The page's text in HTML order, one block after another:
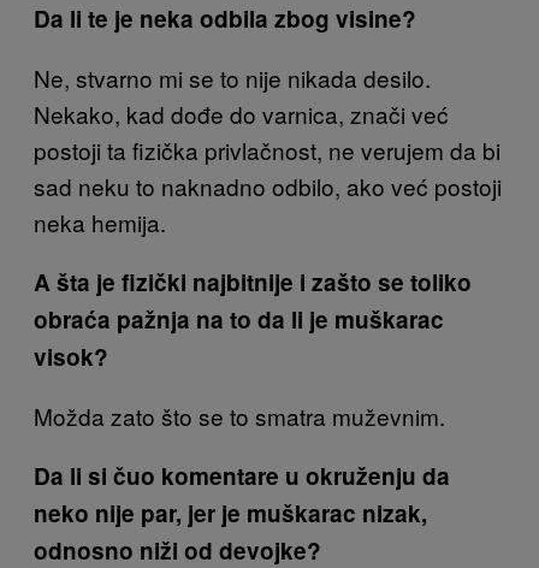
Da li te je neka odbila zbog visine?
Ne, stvarno mi se to nije nikada desilo.
Nekako, kad dođe do varnica, znači već
postoji ta fizička privlačnost, ne verujem da bi
sad neku to naknadno odbilo, ako već postoji
neka hemija.
A šta je fizički najbitnije i zašto se toliko
obraća pažnja na to da li je muškarac
visok?
Možda zato što se to smatra muževnim.
Da li si čuo komentare u okruženju da
neko nije par, jer je muškarac nizak,
odnosno niži od devojke?